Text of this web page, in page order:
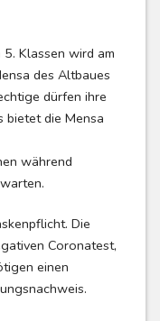
Klassen wird am
des Altbaues
dürfen ihre
bietet die Mensa
während
Die
Coronatest,
einen